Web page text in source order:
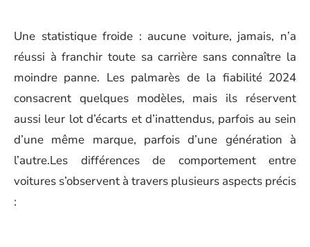
Une statistique froide : aucune voiture, jamais, n’a
réussi à franchir toute sa carrière sans connaître la
moindre panne. Les palmarès de la fiabilité 2024
consacrent quelques modèles, mais ils réservent
aussi leur lot d’écarts et d’inattendus, parfois au sein
d’une même marque, parfois d’une génération à
l’autre.Les différences de comportement entre
voitures s’observent à travers plusieurs aspects précis
: